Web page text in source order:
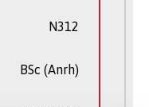
N312
BSc (Anrh)